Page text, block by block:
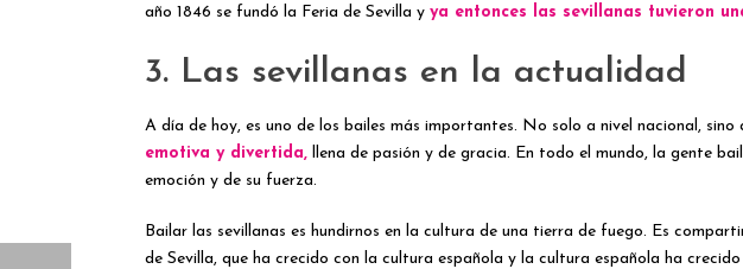
año 1846 se fundó la Feria de Sevilla y ya entonces las sevillanas tuvieron
3. Las sevillanas en la actualidad
A día de hoy, es uno de los bailes más importantes. No solo a nivel nacional, sino
emotiva y divertida, llena de pasión y de gracia. En todo el mundo, la gente
emoción y de su fuerza.
Bailar las sevillanas es hundirnos en la cultura de una tierra de fuego. Es
de Sevilla, que ha crecido con la cultura española y la cultura española ha